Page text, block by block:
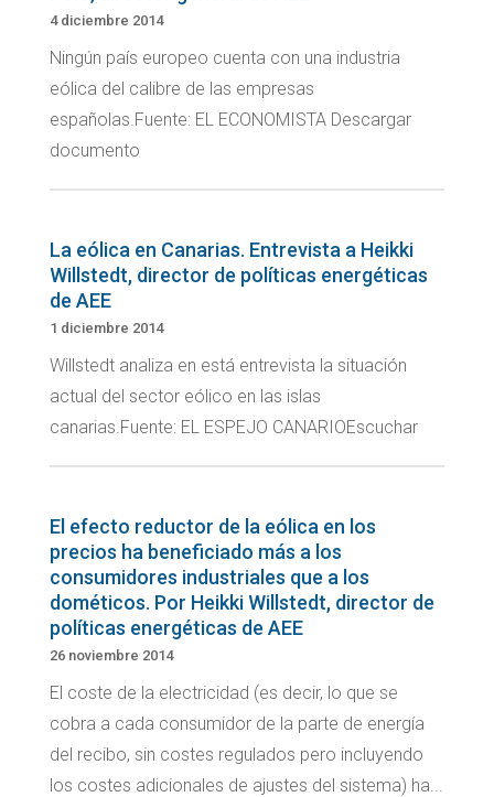
4 diciembre 2014
Ningún país europeo cuenta con una industria
eólica del calibre de las empresas
españolas.Fuente: EL ECONOMISTA Descargar
documento
La eólica en Canarias. Entrevista a Heikki
Willstedt, director de políticas energéticas
de AEE
1 diciembre 2014
Willstedt analiza en está entrevista la situación
actual del sector eólico en las islas
canarias.Fuente: EL ESPEJO CANARIOEscuchar
El efecto reductor de la eólica en los
precios ha beneficiado más a los
consumidores industriales que a los
dométicos. Por Heikki Willstedt, director de
políticas energéticas de AEE
26 noviembre 2014
El coste de la electricidad (es decir, lo que se
cobra a cada consumidor de la parte de energía
del recibo, sin costes regulados pero incluyendo
los costes adicionales de ajustes del sistema) ha...